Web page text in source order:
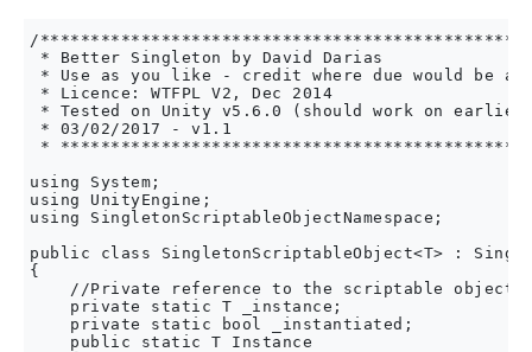
/
* Better Singleton by David Darias
* Use as you like - credit where due would be
* Licence: WTFPL V2, Dec 2014
* Tested on Unity v5.6.0 (should work on earlier
* 03/02/2017 - v1.1
*
using System;
using UnityEngine;
using SingletonScriptableObjectNamespace;
public class SingletonScriptableObject<T> :
{
    //Private reference to the scriptable object
    private static T _instance;
    private static bool _instantiated;
    public static T Instance